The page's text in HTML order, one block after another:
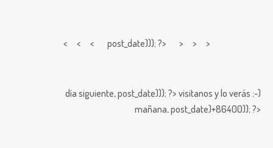
< < < post_date))); ?> > > >
día siguiente,post_date))); ?> visitanos y lo verás ;-)
mañana,post_date)+86400)); ?>